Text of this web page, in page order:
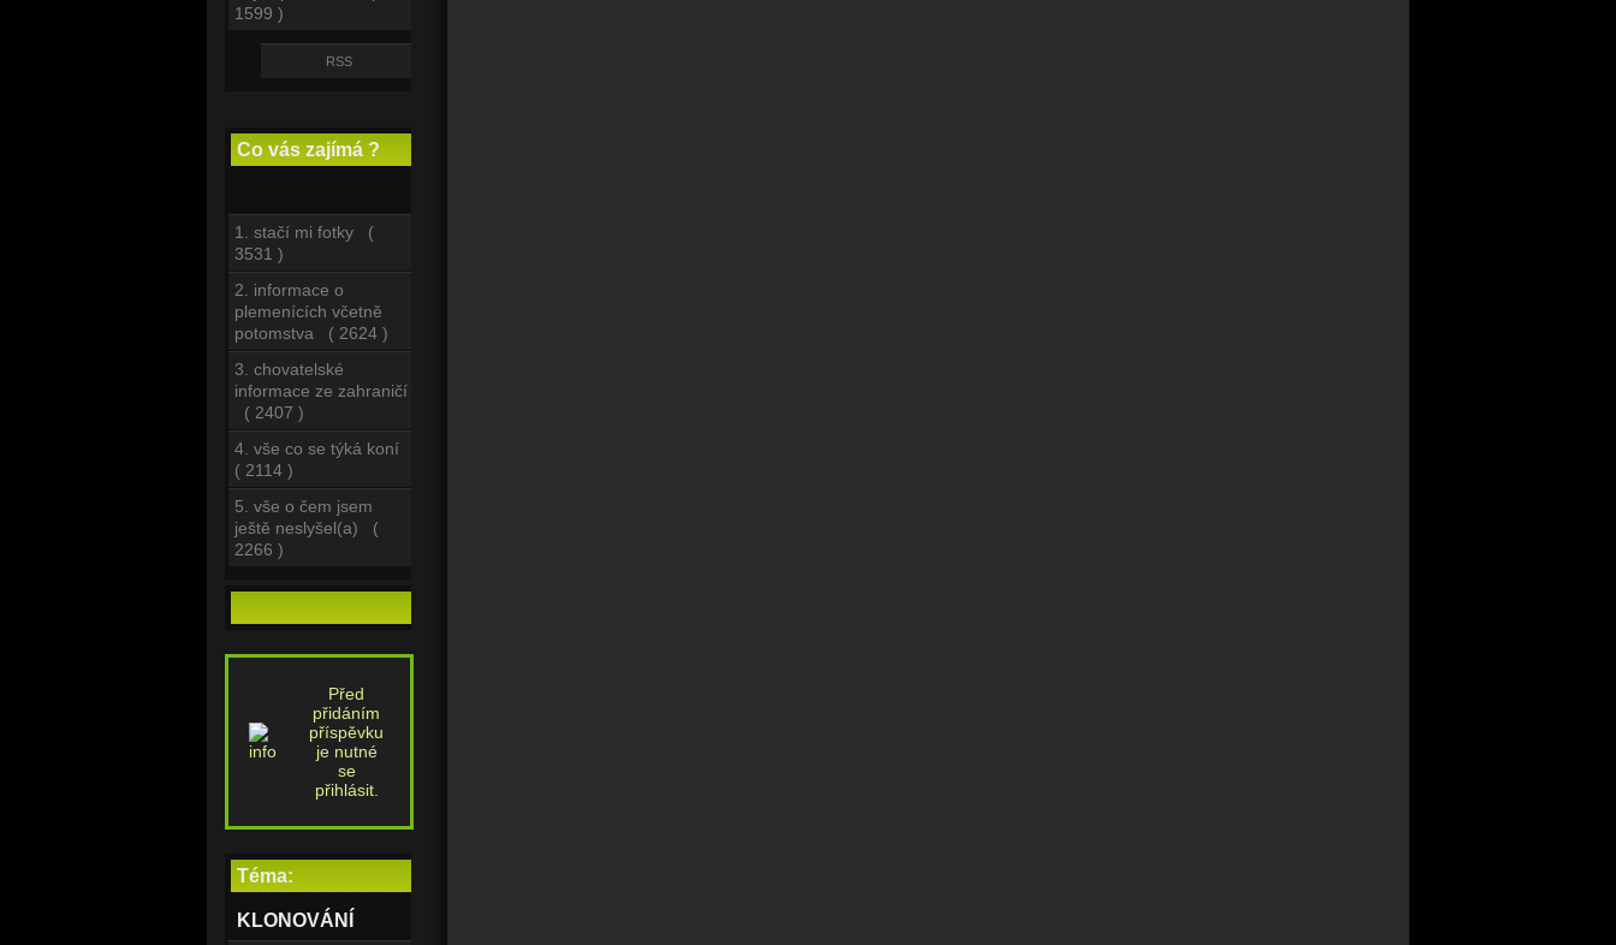
1599 )
RSS
Co vás zajímá ?
1. stačí mi fotky (
3531 )
2. informace o
plemenících včetně
potomstva ( 2624 )
3. chovatelské
informace ze zahraničí
( 2407 )
4. vše co se týká koní
( 2114 )
5. vše o čem jsem
ještě neslyšel(a) (
2266 )
Před
přidáním
příspěvku
je nutné
se
přihlásit.
Téma:
KLONOVÁNÍ